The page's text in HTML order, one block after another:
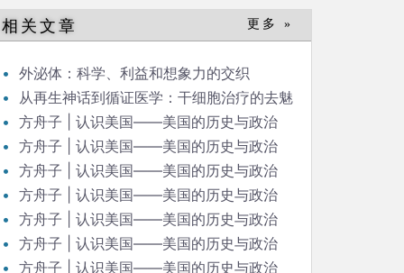
相关文章 更多 »
外泌体：科学、利益和想象力的交织
从再生神话到循证医学：干细胞治疗的去魅
之路方舟子 | 认识美国——美国的历史与政治
（48）
方舟子 | 认识美国——美国的历史与政治
（47）
方舟子 | 认识美国——美国的历史与政治
（46）
方舟子 | 认识美国——美国的历史与政治
（45）
方舟子 | 认识美国——美国的历史与政治
（44）
方舟子 | 认识美国——美国的历史与政治
（42）
方舟子 | 认识美国——美国的历史与政治